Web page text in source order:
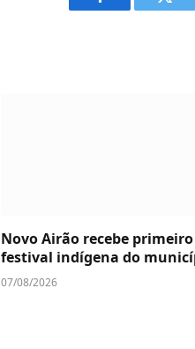
Facebook
Novo Airão recebe primeiro
festival indígena do
07/08/2026